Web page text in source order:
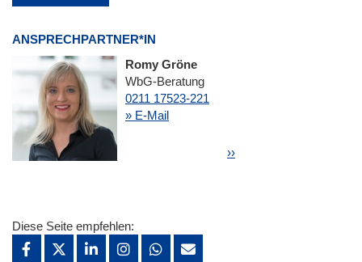
ANSPRECHPARTNER*IN
Romy Gröne
WbG-Beratung
0211 17523-221
» E-Mail
SeitennummerierungNächste Seite
››
Diese Seite empfehlen: